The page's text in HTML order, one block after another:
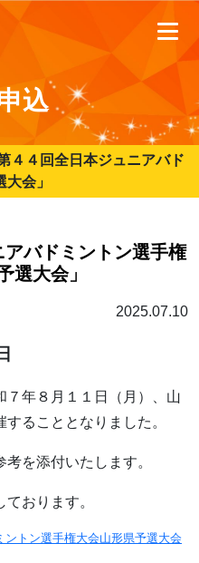
込
第４４回全日本ジュニアバド
会」
アバドミントン選手権
選大会」
2025.07.10
年８月１１日（月）、山
ることとなりました。
を添付いたします。
おります。
ントン選手権大会山形県予選大会